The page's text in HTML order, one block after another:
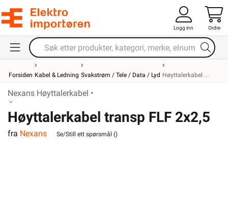
Logg inn Ordre
Forsiden Kabel & Ledning Svakstrøm / Tele / Data / Lyd Høyttalerkabel
Nexans Høyttalerkabel •
Høyttalerkabel transp FLF 2x2,5
fra Nexans Se/Still ett spørsmål ()